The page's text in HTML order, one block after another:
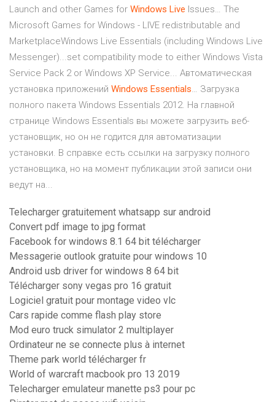
Launch and other Games for Windows Live Issues… The
Microsoft Games for Windows - LIVE redistributable and
MarketplaceWindows Live Essentials (including Windows Live
Messenger)...set compatibility mode to either Windows Vista
Service Pack 2 or Windows XP Service... Автоматическая
установка приложений Windows Essentials… Загрузка
полного пакета Windows Essentials 2012. На главной
странице Windows Essentials вы можете загрузить веб-
установщик, но он не годится для автоматизации
установки. В справке есть ссылки на загрузку полного
установщика, но на момент публикации этой записи они
ведут на...
Telecharger gratuitement whatsapp sur android
Convert pdf image to jpg format
Facebook for windows 8.1 64 bit télécharger
Messagerie outlook gratuite pour windows 10
Android usb driver for windows 8 64 bit
Télécharger sony vegas pro 16 gratuit
Logiciel gratuit pour montage video vlc
Cars rapide comme flash play store
Mod euro truck simulator 2 multiplayer
Ordinateur ne se connecte plus à internet
Theme park world télécharger fr
World of warcraft macbook pro 13 2019
Telecharger emulateur manette ps3 pour pc